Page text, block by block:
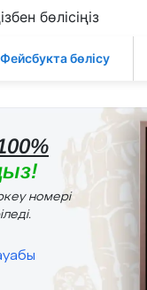
бөлісіңіз
Фейсбукта бөлісу
номері